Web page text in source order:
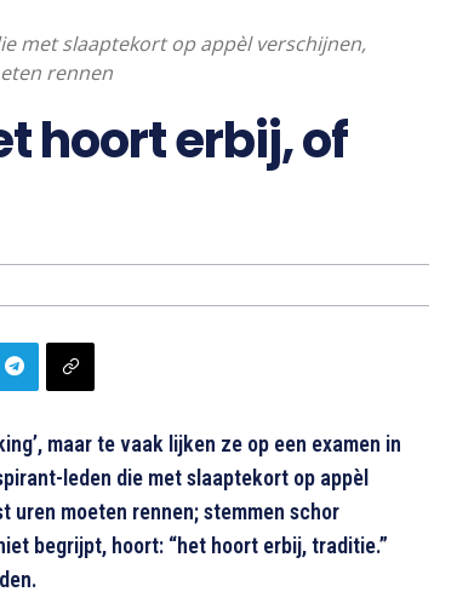
met slaaptekort op appèl verschijnen,
rennen
hoort erbij, of
maar te vaak lijken ze op een examen in
leden die met slaaptekort op appèl
moeten rennen; stemmen schor
begrijpt, hoort: “het hoort erbij, traditie.”